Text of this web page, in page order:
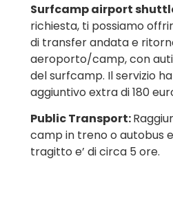
Surfcamp airport
richiesta, ti possiamo
di transfer andata e
aeroporto/camp, con
del surfcamp. Il servizio
aggiuntivo extra di 180
Public Transport:
camp in treno o autobus
tragitto e’ di circa 5 ore.